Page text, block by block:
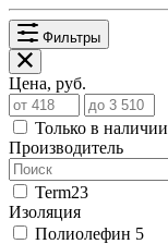
Фильтры
Цена, руб.
Только в наличии
Производитель
Term23
Изоляция
Полиолефин 5